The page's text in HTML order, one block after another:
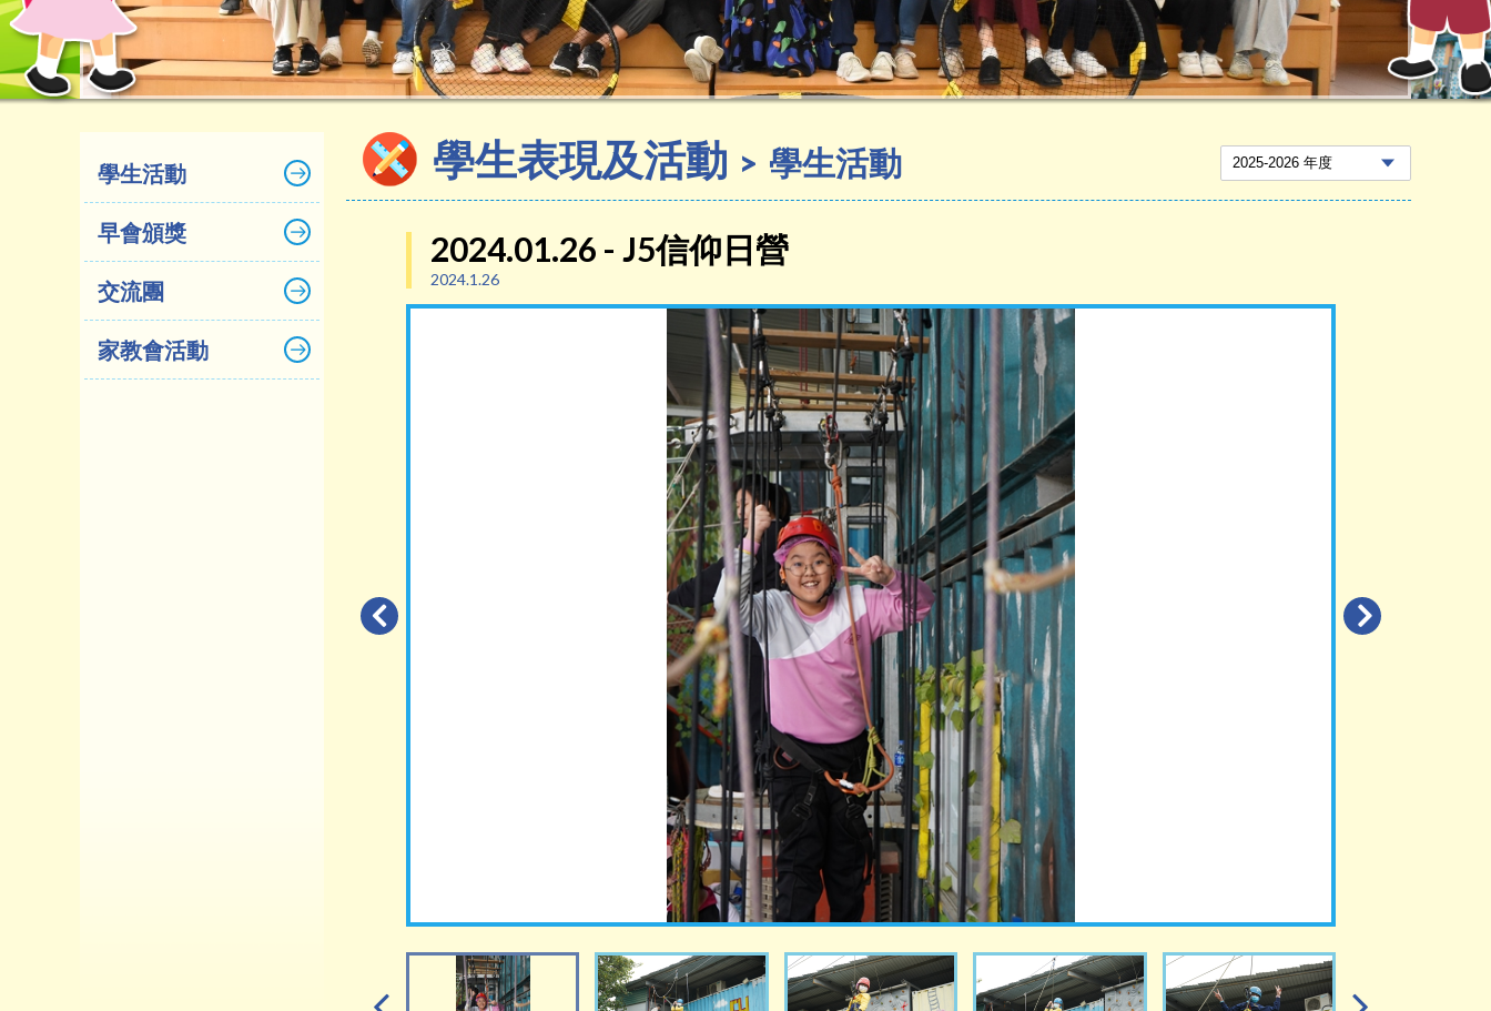
學生活動
早會頒獎
交流團
家教會活動
學生表現及活動 學生活動
2024.01.26 - J5信仰日營
2024.1.26